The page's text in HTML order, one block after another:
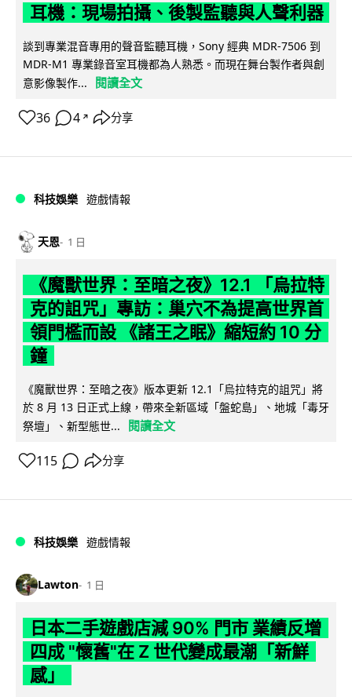
耳機：現場拍攝、後製監聽與人聲利器
談到專業混音專用的聲音監聽耳機，Sony 經典 MDR-7506 到
MDR-M1 專業錄音室耳機都為人熟悉。而現在舞台製作者與創
意影像製作...
閱讀全文
36 4 ↗ 分享
科技娛樂 遊戲情報
天恩 1 日
《魔獸世界：至暗之夜》12.1 「烏拉特
克的詛咒」專訪：巢穴不為提高世界首
領門檻而設 《諸王之眠》縮短約 10 分
鐘
《魔獸世界：至暗之夜》版本更新 12.1「烏拉特克的詛咒」將
於 8 月 13 日正式上線，帶來全新區域「盤蛇島」、地城「毒牙
祭壇」、新型態世...
閱讀全文
115 分享
科技娛樂 遊戲情報
Lawton 1 日
日本二手遊戲店減 90% 門市 業績反增
四成 "懷舊"在 Z 世代變成最潮「新鮮
感」